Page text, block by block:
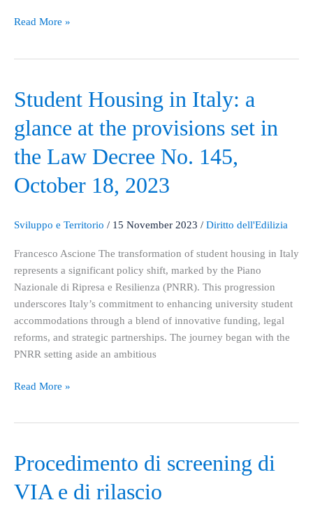
Read More »
Student Housing in Italy: a
glance at the provisions set in
the Law Decree No. 145,
October 18, 2023
Sviluppo e Territorio / 15 November 2023 / Diritto dell'Edilizia
Francesco Ascione The transformation of student housing in Italy
represents a significant policy shift, marked by the Piano
Nazionale di Ripresa e Resilienza (PNRR). This progression
underscores Italy’s commitment to enhancing university student
accommodations through a blend of innovative funding, legal
reforms, and strategic partnerships. The journey began with the
PNRR setting aside an ambitious
Student
Housing
in
Italy:
a
glance
at
provisions
in
the
Law
Decree
No.
145,
October
Read More »
Procedimento di screening di
VIA e di rilascio
Procedimento
di
screening